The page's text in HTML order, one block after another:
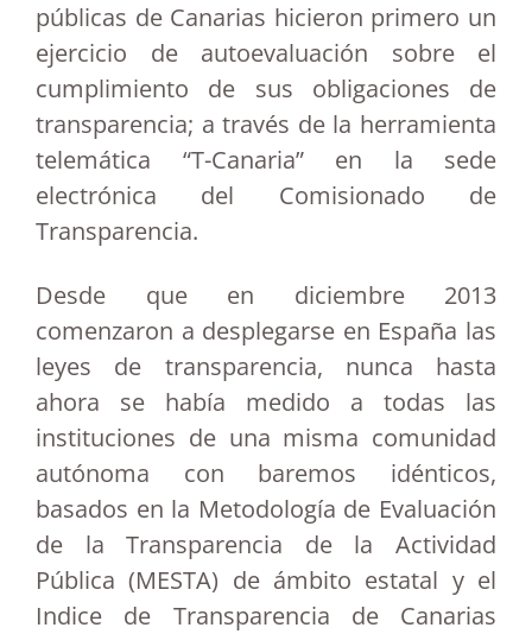
públicas de Canarias hicieron primero un
ejercicio de autoevaluación sobre el
cumplimiento de sus obligaciones de
transparencia; a través de la herramienta
telemática “T-Canaria” en la sede
electrónica del Comisionado de
Transparencia.
Desde que en diciembre 2013
comenzaron a desplegarse en España las
leyes de transparencia, nunca hasta
ahora se había medido a todas las
instituciones de una misma comunidad
autónoma con baremos idénticos,
basados en la Metodología de Evaluación
de la Transparencia de la Actividad
Pública (MESTA) de ámbito estatal y el
Indice de Transparencia de Canarias